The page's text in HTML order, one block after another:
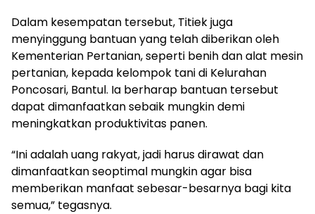
Dalam kesempatan tersebut, Titiek juga
menyinggung bantuan yang telah diberikan oleh
Kementerian Pertanian, seperti benih dan alat mesin
pertanian, kepada kelompok tani di Kelurahan
Poncosari, Bantul. Ia berharap bantuan tersebut
dapat dimanfaatkan sebaik mungkin demi
meningkatkan produktivitas panen.
“Ini adalah uang rakyat, jadi harus dirawat dan
dimanfaatkan seoptimal mungkin agar bisa
memberikan manfaat sebesar-besarnya bagi kita
semua,” tegasnya.